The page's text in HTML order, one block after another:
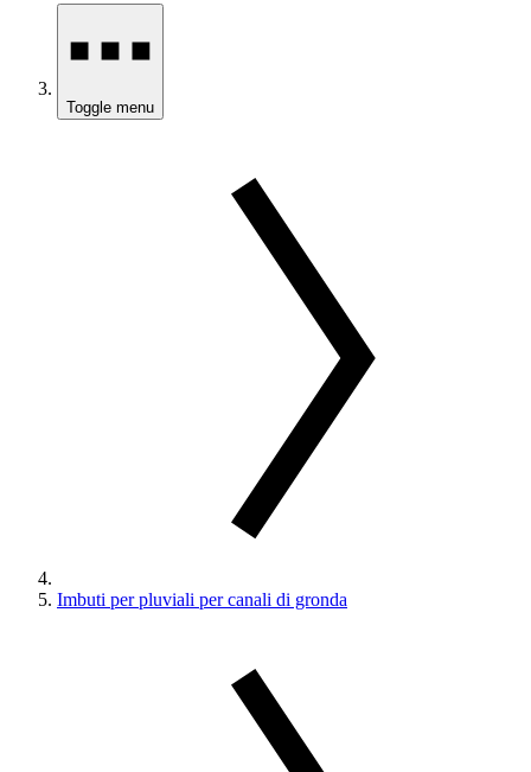
Toggle menu
Imbuti per pluviali per canali di gronda